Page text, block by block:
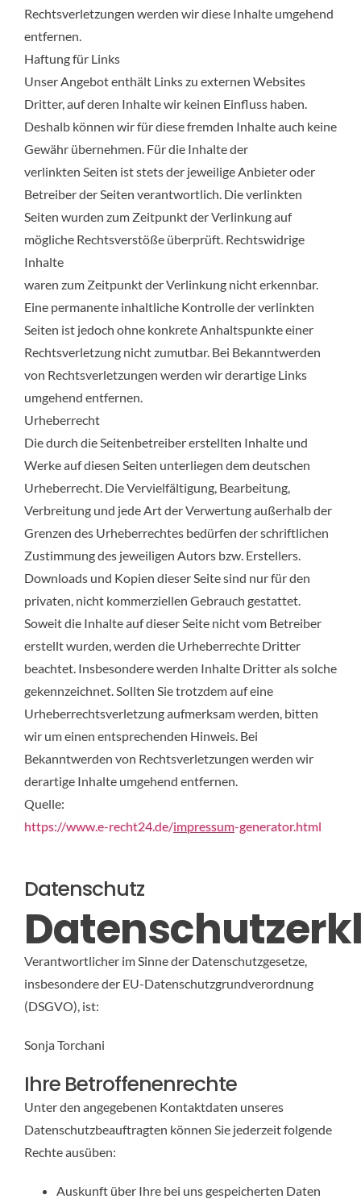
Rechtsverletzungen werden wir diese Inhalte umgehend
entfernen.
Haftung für Links
Unser Angebot enthält Links zu externen Websites
Dritter, auf deren Inhalte wir keinen Einfluss haben.
Deshalb können wir für diese fremden Inhalte auch keine
Gewähr übernehmen. Für die Inhalte der
verlinkten Seiten ist stets der jeweilige Anbieter oder
Betreiber der Seiten verantwortlich. Die verlinkten
Seiten wurden zum Zeitpunkt der Verlinkung auf
mögliche Rechtsverstöße überprüft. Rechtswidrige
Inhalte
waren zum Zeitpunkt der Verlinkung nicht erkennbar.
Eine permanente inhaltliche Kontrolle der verlinkten
Seiten ist jedoch ohne konkrete Anhaltspunkte einer
Rechtsverletzung nicht zumutbar. Bei Bekanntwerden
von Rechtsverletzungen werden wir derartige Links
umgehend entfernen.
Urheberrecht
Die durch die Seitenbetreiber erstellten Inhalte und
Werke auf diesen Seiten unterliegen dem deutschen
Urheberrecht. Die Vervielfältigung, Bearbeitung,
Verbreitung und jede Art der Verwertung außerhalb der
Grenzen des Urheberrechtes bedürfen der schriftlichen
Zustimmung des jeweiligen Autors bzw. Erstellers.
Downloads und Kopien dieser Seite sind nur für den
privaten, nicht kommerziellen Gebrauch gestattet.
Soweit die Inhalte auf dieser Seite nicht vom Betreiber
erstellt wurden, werden die Urheberrechte Dritter
beachtet. Insbesondere werden Inhalte Dritter als solche
gekennzeichnet. Sollten Sie trotzdem auf eine
Urheberrechtsverletzung aufmerksam werden, bitten
wir um einen entsprechenden Hinweis. Bei
Bekanntwerden von Rechtsverletzungen werden wir
derartige Inhalte umgehend entfernen.
Quelle:
https://www.e-recht24.de/impressum-generator.html
Datenschutz
Verantwortlicher im Sinne der Datenschutzgesetze,
insbesondere der EU-Datenschutzgrundverordnung
(DSGVO), ist:
Sonja Torchani
Ihre Betroffenenrechte
Unter den angegebenen Kontaktdaten unseres
Datenschutzbeauftragten können Sie jederzeit folgende
Rechte ausüben:
Auskunft über Ihre bei uns gespeicherten Daten